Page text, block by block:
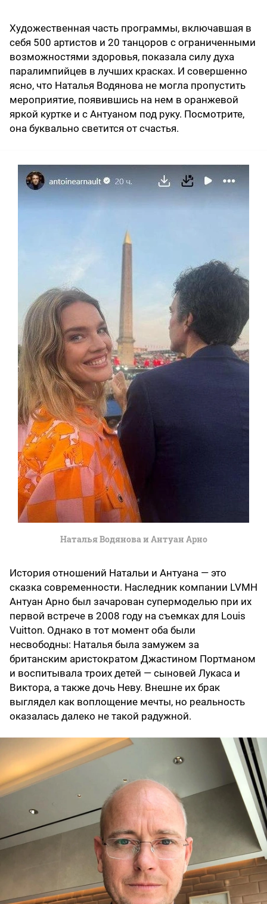
Художественная часть программы, включавшая в
себя 500 артистов и 20 танцоров с ограниченными
возможностями здоровья, показала силу духа
паралимпийцев в лучших красках. И совершенно
ясно, что Наталья Водянова не могла пропустить
мероприятие, появившись на нем в оранжевой
яркой куртке и с Антуаном под руку. Посмотрите,
она буквально светится от счастья.
Наталья Водянова и Антуан Арно
История отношений Натальи и Антуана — это
сказка современности. Наследник компании LVMH
Антуан Арно был зачарован супермоделью при их
первой встрече в 2008 году на съемках для Louis
Vuitton. Однако в тот момент оба были
несвободны: Наталья была замужем за
британским аристократом Джастином Портманом
и воспитывала троих детей — сыновей Лукаса и
Виктора, а также дочь Неву. Внешне их брак
выглядел как воплощение мечты, но реальность
оказалась далеко не такой радужной.